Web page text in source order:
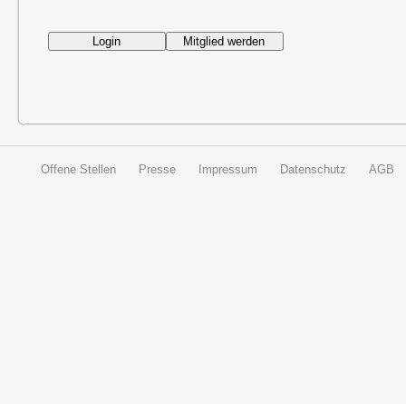
Offene Stellen Presse Impressum Datenschutz AGB